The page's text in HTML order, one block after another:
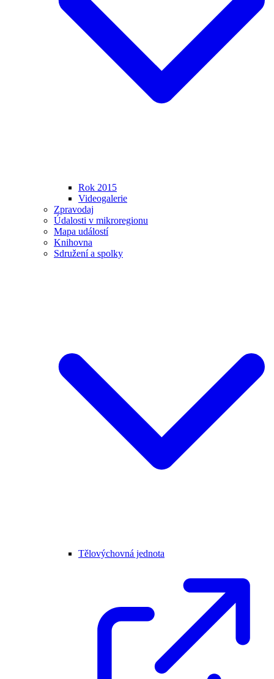
Rok 2015
Videogalerie
Zpravodaj
Údalosti v mikroregionu
Mapa událostí
Knihovna
Sdružení a spolky
Tělovýchovná jednota